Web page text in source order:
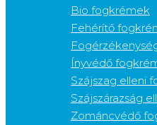
Bio fogkrémek
Fehérítő
Ínyvédő
Szájszag elleni
Szájszárazság
Zománcvédő